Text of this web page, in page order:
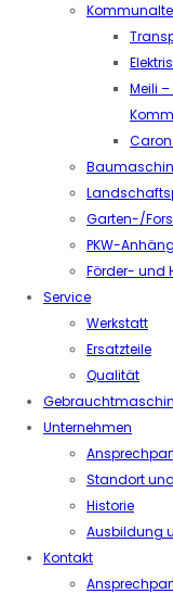
Meili
Garten-/
PKW-
Förder- und
Service
Werkstatt
Ersatzteile
Qualität
Unternehmen
Standort
Historie
Ausbildung
Kontakt